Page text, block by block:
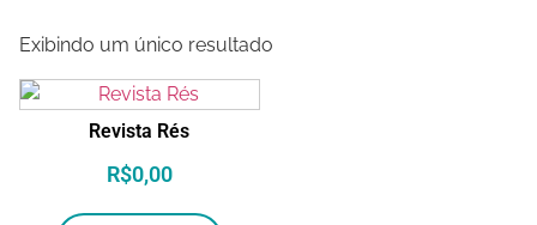
Exibindo um único resultado
Revista Rés
R$0,00